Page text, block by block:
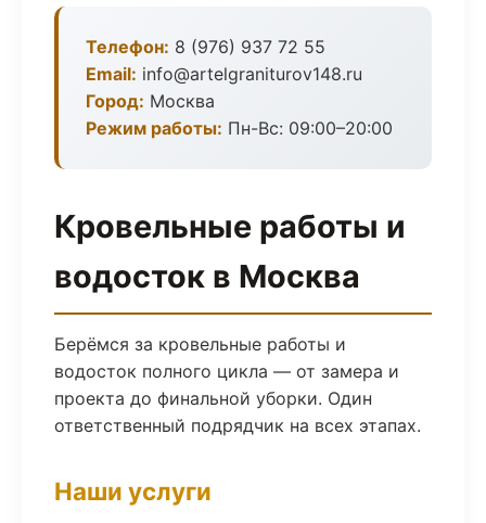
Телефон: 8 (976) 937 72 55
Email: info@artelgraniturov148.ru
Город: Москва
Режим работы: Пн-Вс: 09:00–20:00
Кровельные работы и
водосток в Москва
Берёмся за кровельные работы и
водосток полного цикла — от замера и
проекта до финальной уборки. Один
ответственный подрядчик на всех этапах.
Наши услуги